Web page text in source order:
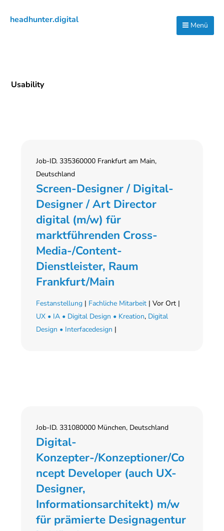
Hauptnavigation
Inhalt
Seitenspalte
headhunter.digital
Menü
Usability
Job-ID. 335360000 Frankfurt am Main,
Deutschland
Screen-Designer / Digital-
Designer / Art Director
digital (m/w) für
marktführenden Cross-
Media-/Content-
Dienstleister, Raum
Frankfurt/Main
Festanstellung | Fachliche Mitarbeit | Vor Ort |
UX • IA • Digital Design • Kreation, Digital
Design • Interfacedesign |
Job-ID. 331080000 München, Deutschland
Digital-
Konzepter-/Konzeptioner/Co
ncept Developer (auch UX-
Designer,
Informationsarchitekt) m/w
für prämierte Designagentur